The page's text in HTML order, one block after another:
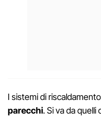
I sistemi di
parecchi. Si va da